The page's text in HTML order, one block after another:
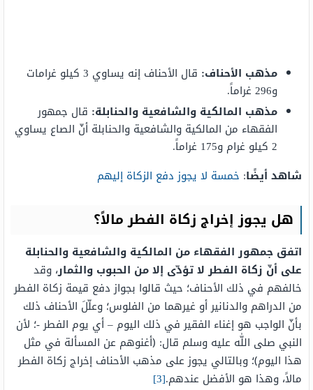
مذهب الأحناف:
قال الأحناف إنه يساوي 3 كيلو غرامات
و296 غراماً.
مذهب المالكية والشافعية والحنابلة: قال جمهور
الفقهاء من المالكية والشافعية والحنابلة أنّ الصاع يساوي
2 كيلو غرام و175 غراماً.
شاهد أيضًا: خمسة لا يجوز دفع الزكاة إليهم
هل يجوز إخراج زكاة الفطر مالاً؟
اتفق جمهور الفقهاء من المالكية والشافعية والحنابلة
على أنّ زكاة الفطر لا تؤدّى إلا من الحبوب والثمار، وقد
خالفهم في ذلك الأحناف؛ حيث قالوا بجواز دفع قيمة زكاة الفطر
من الدراهم والدنانير أو غيرهما من الفلوس؛ وعلّلَ الأحناف ذلك
بأنّ الواجب هو إغناء الفقير في ذلك اليوم – أي يوم الفطر -؛ لأن
النبي صلى اللّٰه عليه وسلم قال: ﴿أغنوهم عن المسألة في مثل
هذا اليوم﴾؛ وبالتالي يجوز على مذهب الأحناف إخراج زكاة الفطر
مالاً، وهذا هو الأفضل عندهم.[3]